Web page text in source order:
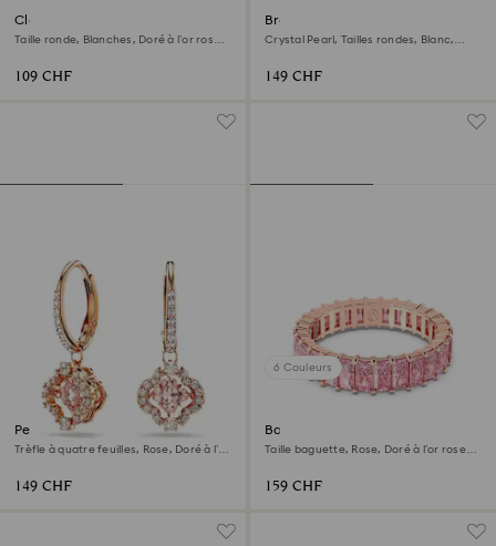
Clous d'oreilles Constella
Taille ronde, Blanches, Doré à l’or rose
109 CHF
Bracelet Matrix
Crystal Pearl, Tailles rondes, Blanc,
149 CHF
Pendants d'oreilles Una
Trèfle à quatre feuilles, Rose, Doré à l’or
149 CHF
6 Couleurs
Bague Matrix
Taille baguette, Rose, Doré à l’or rose
159 CHF